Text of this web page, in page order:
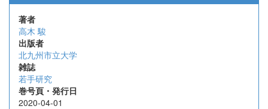
著者
高木 駿
出版者
北九州市立大学
雑誌
若手研究
巻号頁・発行日
2020-04-01